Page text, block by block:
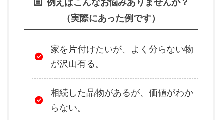
（実際にあった例です）
家を片付けたいが、よく分らない物
が沢山有る。
相続した品物があるが、価値がわか
らない。